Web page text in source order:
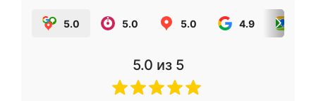
5.0 5.0 5.0 4.9
5.0 из 5